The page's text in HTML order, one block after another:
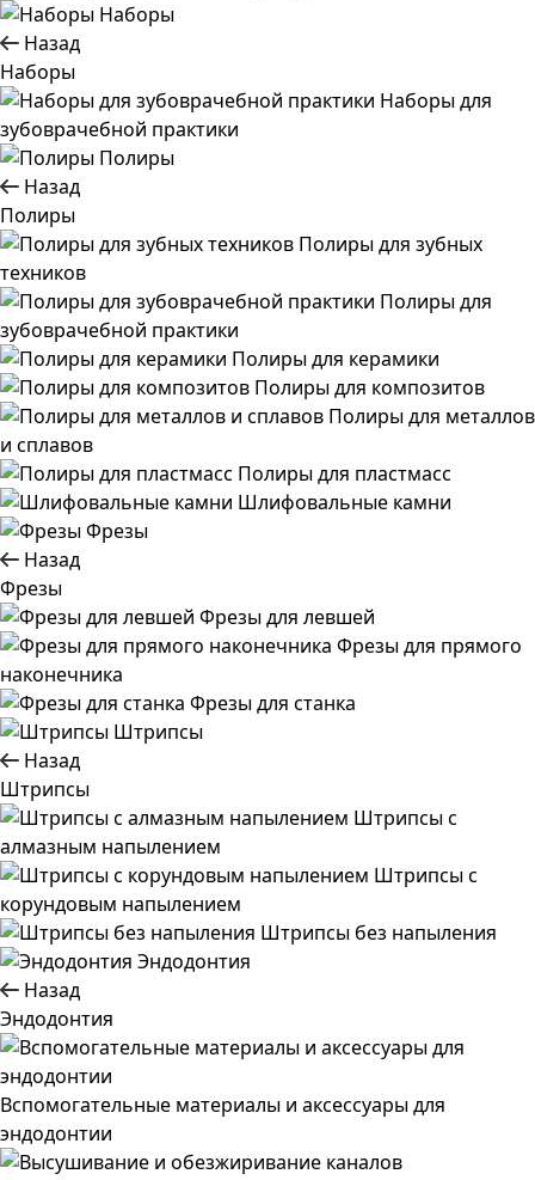
Наборы
Назад
Наборы
Наборы для
зубоврачебной практики
Полиры
Назад
Полиры
Полиры для зубных
техников
Полиры для
зубоврачебной практики
Полиры для керамики
Полиры для композитов
Полиры для металлов
и сплавов
Полиры для пластмасс
Шлифовальные камни
Фрезы
Назад
Фрезы
Фрезы для левшей
Фрезы для прямого
наконечника
Фрезы для станка
Штрипсы
Назад
Штрипсы
Штрипсы c
алмазным напылением
Штрипсы c
корундовым напылением
Штрипсы без напыления
Эндодонтия
Назад
Эндодонтия
Вспомогательные материалы и аксессуары для
эндодонтии